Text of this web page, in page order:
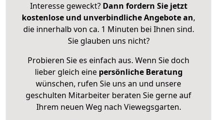
Interesse geweckt? Dann fordern Sie jetzt
kostenlose und unverbindliche Angebote an,
die innerhalb von ca. 1 Minuten bei Ihnen sind.
Sie glauben uns nicht?
Probieren Sie es einfach aus. Wenn Sie doch
lieber gleich eine persönliche Beratung
wünschen, rufen Sie uns an und unsere
geschulten Mitarbeiter beraten Sie gerne auf
Ihrem neuen Weg nach Viewegsgarten.